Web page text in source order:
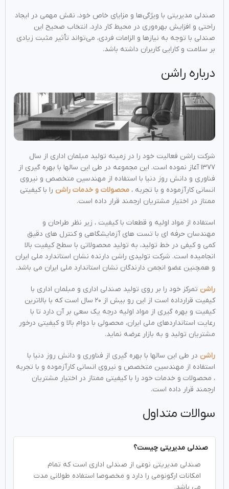
صندلی مدیریتی با ویژگی‌ها و مزایای خاص خود، نقش مهمی در ایجاد
راحتی و افزایش بهره‌وری در محیط کار دارد. انتخاب صحیح این
صندلی با توجه به نیازها و الزامات فردی، می‌تواند تأثیر مثبت زیادی
بر سلامت و کارایی کاربران داشته باشد.
درباره راشن
شرکت راشن فعالیت خود را در زمینه تولید مبلمان اداری از سال
۱۳۷۷ آغاز نموده است. این مجموعه در طی این سالها با بهره گیری از
فناوری و دانش روز دنیا با استفاده از مهندسین متخصص و نیروی
انسانی کارآزموده و با تجربه ، محصولات و خدمات راشن را با کیفیتی
ممتاز در اختیار مشتریان ارجمند قرار داده است.
استفاده از مواد اولیه و قطعات با کیفیت ، زیر نظر طراحان و
مهندسان حرفه ای با تست های آزمایشگاهی و کنترل های دقیق
کمی و کیفی در خط تولید، به تولید محصولاتی با سطح کیفیت بالا
انجامیده است. شرکت تولیدی راشن دارنده نشان استاندارد ملی ایران
و همچنین عضو انجمن دارندگان نشان استاندارد ملی ایران می باشد.
راشن تمرکز خود را بر روی تولید صندلی اداری و مبلمان اداری با
کیفیت قرارداده است از این رو بیش از ۲۰ سال است که با بالاترین
کیفیت و بهره گیری از مواد اولیه درجه یک سعی بر آن دارد تا با
رعایت استانداردهای ملی ایران، محصولی با دوام بالا و کیفیتی درخور
مشتریان تولید و به بازار عرضه نماید.
راشن در طی این سالها با بهره گیری از فناوری و دانش روز دنیا با
استفاده از مهندسین متخصص و نیروی انسانی کارآزموده و با تجربه
، محصولات و خدمات خود را با کیفیتی ممتاز در اختیار مشتریان
ارجمند قرار داده است.
سوالات متداول
صندلی مدیریتی چیست؟
صندلی مدیریتی نوعی از صندلی اداری است که تمام
امکانات ارگونومی را دارد و مخصوصا استفاده طولانی مدت